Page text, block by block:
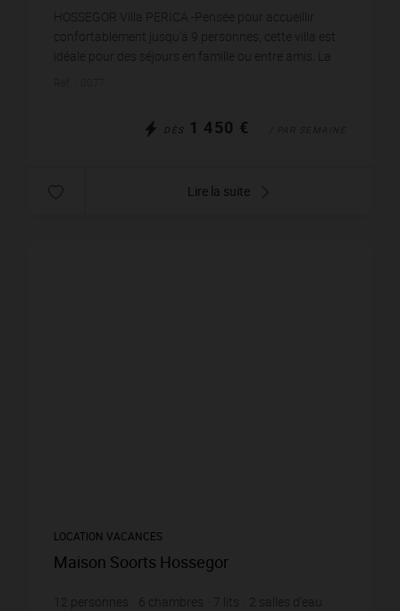
wi-fi
HOSSEGOR Villa PERICA -Pensée pour accueillir
confortablement jusqu’à 9 personnes, cette villa est
idéale pour des séjours en famille ou entre amis. La
DÈS 1 450 €
Lire la suite
LOCATION VACANCES
Maison Soorts Hossegor
12 personnes 6 chambres 7 lits 2 salles d'eau